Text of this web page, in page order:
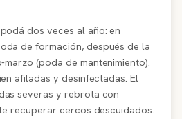
dos veces al año: en
de formación, después de la
(poda de mantenimiento).
afiladas y desinfectadas. El
severas y rebrota con
recuperar cercos descuidados.